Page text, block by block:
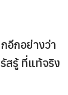
อีกอย่างว่า
สรู้ ที่แท้จริง